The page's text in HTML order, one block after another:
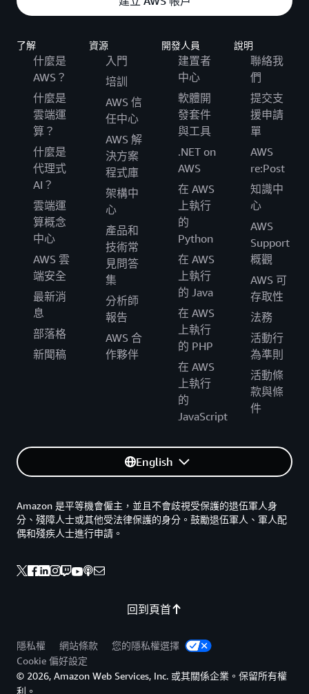
了解
什麼是
AWS？
什麼是
雲端運
算？
什麼是
代理式
AI？
雲端運
算概念
中心
AWS 雲
端安全
最新消
息
部落格
新聞稿
資源
入門
培訓
AWS 信
任中心
AWS 解
決方案
程式庫
架構中
心
產品和
技術常
見問答
集
分析師
報告
AWS 合
作夥伴
開發人員
建置者
中心
軟體開
發套件
與工具
.NET on
AWS
在 AWS
上執行
的
Python
在 AWS
上執行
的 Java
在 AWS
上執行
的 PHP
在 AWS
上執行
的
JavaScript
說明
聯絡我
們
提交支
援申請
單
AWS
re:Post
知識中
心
AWS
Support
概觀
AWS 可
存取性
法務
活動行
為準則
活動條
款與條
件
English
回到頁首
Amazon 是平等機會僱主，並且不會歧視受保護的退伍軍人身
分、殘障人士或其他受法律保護的身分。鼓勵退伍軍人、軍人配
偶和殘疾人士進行申請。
隱私權 網站條款
您的隱私權選擇
Cookie 偏好設定
© 2026, Amazon Web Services, Inc. 或其關係企業。保留所有權
利。